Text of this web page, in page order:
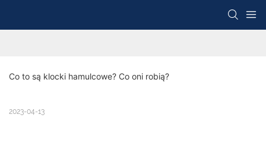
Co to są klocki hamulcowe? Co oni robią?
2023-04-13